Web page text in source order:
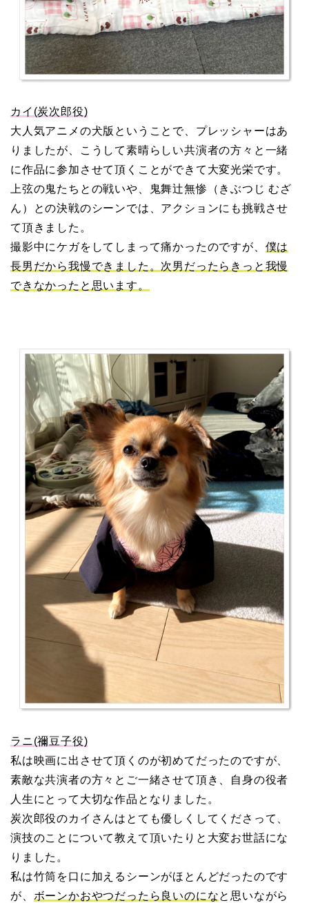
カイ(炭次郎役)
大人気アニメの犬版ということで、プレッシャーはあ
りましたが、こうして素晴らしい共演者の方々と一緒
に作品に参加させて頂くことができて大変光栄です。
上弦の鬼たちとの戦いや、鬼舞辻無惨（きぶつじ むざ
ん）との決戦のシーンでは、アクションにも挑戦させ
て頂きました。
撮影中にケガをしてしまって痛かったのですが、 僕は
長男だから我慢できました。次男だったらきっと我慢
できなかったと思います。
ラニ(禰豆子役)
私は映画に出させて頂くのが初めてだったのですが、
素敵な共演者の方々とご一緒させて頂き、自身の役者
人生にとって大切な作品となりました。
炭次郎役のカイさんはとても優しくしてくださって、
演技のことについて教えて頂いたりと大変お世話にな
りました。
私は竹筒を口に加えるシーンがほとんどだったのです
が、 ボーンかおやつだったら良いのになと思いながら